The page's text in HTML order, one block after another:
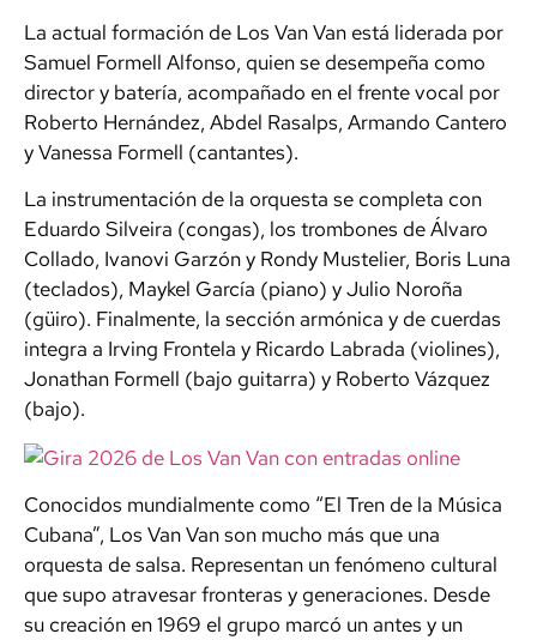
La actual formación de Los Van Van está liderada por
Samuel Formell Alfonso, quien se desempeña como
director y batería, acompañado en el frente vocal por
Roberto Hernández, Abdel Rasalps, Armando Cantero
y Vanessa Formell (cantantes).
La instrumentación de la orquesta se completa con
Eduardo Silveira (congas), los trombones de Álvaro
Collado, Ivanovi Garzón y Rondy Mustelier, Boris Luna
(teclados), Maykel García (piano) y Julio Noroña
(güiro). Finalmente, la sección armónica y de cuerdas
integra a Irving Frontela y Ricardo Labrada (violines),
Jonathan Formell (bajo guitarra) y Roberto Vázquez
(bajo).
Conocidos mundialmente como “El Tren de la Música
Cubana”, Los Van Van son mucho más que una
orquesta de salsa. Representan un fenómeno cultural
que supo atravesar fronteras y generaciones. Desde
su creación en 1969 el grupo marcó un antes y un